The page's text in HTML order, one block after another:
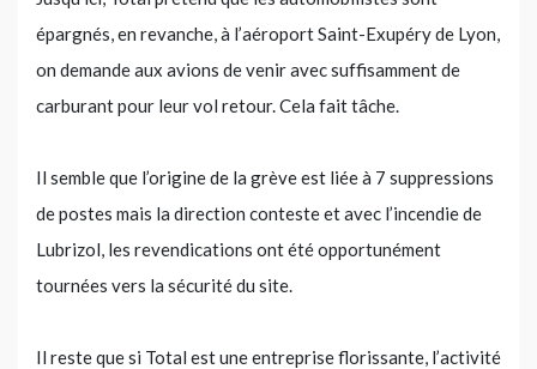
épargnés, en revanche, à l’aéroport Saint-Exupéry de Lyon,
on demande aux avions de venir avec suffisamment de
carburant pour leur vol retour. Cela fait tâche.
Il semble que l’origine de la grève est liée à 7 suppressions
de postes mais la direction conteste et avec l’incendie de
Lubrizol, les revendications ont été opportunément
tournées vers la sécurité du site.
Il reste que si Total est une entreprise florissante, l’activité